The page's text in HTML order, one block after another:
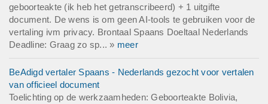
geboorteakte (ik heb het getranscribeerd) + 1 uitgifte
document. De wens is om geen AI-tools te gebruiken voor de
vertaling ivm privacy. Brontaal Spaans Doeltaal Nederlands
Deadline: Graag zo sp... » meer
BeAdigd vertaler Spaans - Nederlands gezocht voor vertalen
van officieel document
Toelichting op de werkzaamheden: Geboorteakte Bolivia,